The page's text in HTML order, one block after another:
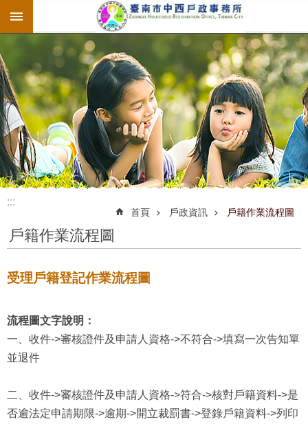
跳到主要內容區塊
:::
:::
首頁 戶政資訊 戶籍作業流程圖
戶籍作業流程圖
受理戶籍登記作業流程圖
流程圖文字說明：
一、收件->審核證件及申請人資格->不符合->填寫一次告知單
並退件
二、收件->審核證件及申請人資格->符合->核對戶籍資料->是
否逾法定申請期限->逾期->開立裁罰書->登錄戶籍資料->列印